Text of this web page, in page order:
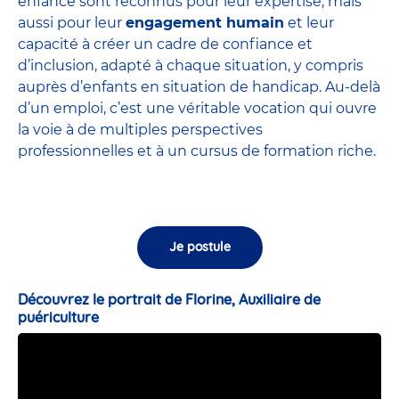
aussi pour leur engagement humain et leur
capacité à créer un cadre de confiance et
d’inclusion, adapté à chaque situation, y compris
auprès d’enfants en situation de handicap. Au-delà
d’un emploi, c’est une véritable vocation qui ouvre
la voie à de multiples perspectives
professionnelles et à un cursus de formation riche.
Je postule
Découvrez le portrait de Florine, Auxiliaire de
puériculture